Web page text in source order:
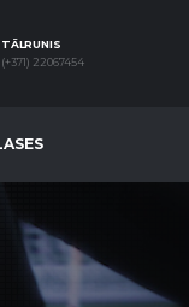
TĀLRUNIS
(+371) 22067454